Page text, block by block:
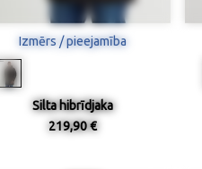
Izmērs / pieejamība
Silta hibrīdjaka
219,90 €